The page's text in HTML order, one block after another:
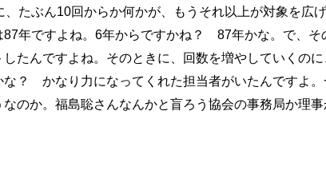
、たぶん10回からか何かが、もうそれ以上が対象を広
年ですよね。6年からですかね？ 87年かな。で、そ
たんですよね。そのときに、回数を増やしていくの
な？ かなり力になってくれた担当者がいたんですよ
のか。福島聡さんなんかと盲ろう協会の事務局か理